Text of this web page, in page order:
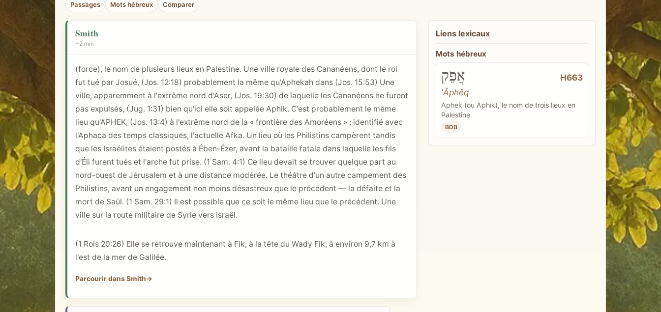
c
n
c
p
t
b
i
b
l
q
u
e
Passages Mots hébreux Comparer
Liens lexicaux
Mots hébreux
אֲפֵק
H663
ʼĂphêq
Aphek (ou Aphik), le nom de trois lieux en
Palestine
BDB
Smith
~2 min
(force), le nom de plusieurs lieux en Palestine. Une ville royale des Cananéens, dont le roi
fut tué par Josué, (Jos. 12:18) probablement la même qu'Aphekah dans (Jos. 15:53) Une
ville, apparemment à l'extrême nord d'Aser, (Jos. 19:30) de laquelle les Cananéens ne furent
pas expulsés, (Jug. 1:31) bien qu'ici elle soit appelée Aphik. C'est probablement le même
lieu qu'APHEK, (Jos. 13:4) à l'extrême nord de la « frontière des Amoréens » ; identifié avec
l'Aphaca des temps classiques, l'actuelle Afka. Un lieu où les Philistins campèrent tandis
que les Israélites étaient postés à Ében-Ézer, avant la bataille fatale dans laquelle les fils
d'Éli furent tués et l'arche fut prise. (1 Sam. 4:1) Ce lieu devait se trouver quelque part au
nord-ouest de Jérusalem et à une distance modérée. Le théâtre d'un autre campement des
Philistins, avant un engagement non moins désastreux que le précédent — la défaite et la
mort de Saül. (1 Sam. 29:1) Il est possible que ce soit le même lieu que le précédent. Une
ville sur la route militaire de Syrie vers Israël.
(1 Rois 20:26) Elle se retrouve maintenant à Fik, à la tête du Wady Fik, à environ 9,7 km à
l'est de la mer de Galilée.
Parcourir dans Smith→